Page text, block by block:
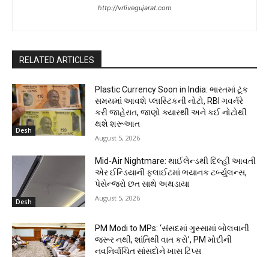
http://vrlivegujarat.com
RELATED ARTICLES
Desh
Plastic Currency Soon in India: ભારતમાં ટૂંક
સમયમાં આવશે પ્લાસ્ટિકની નોટો, RBI ગવર્નરે
કરી જાહેરાત, જાણો ક્યારથી અને કઈ નોટોથી
થશે શરૂઆત
August 5, 2026
Desh
Mid-Air Nightmare: થાઈલેન્ડથી દિલ્હી આવતી
એર ઈન્ડિયાની ફ્લાઈટમાં ભયાનક ટર્બ્યુલન્સ,
પેસેન્જરો છત સાથે અથડાયા
August 5, 2026
PM Modi to MPs: ‘સંસદમાં ગુસ્સામાં બોલવાની
જરૂર નથી, શાંતિથી વાત કરો’, PM મોદીની
નવનિર્વાચિત સાંસદોને ખાસ ટિપ્સ